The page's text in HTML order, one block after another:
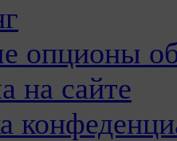
опционы
на сайте